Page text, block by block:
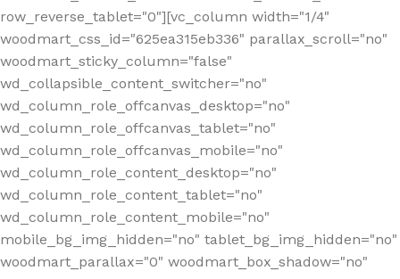
row_reverse_tablet="0"][vc_column width="1/4"
woodmart_css_id="625ea315eb336" parallax_scroll="no"
woodmart_sticky_column="false"
wd_collapsible_content_switcher="no"
wd_column_role_offcanvas_desktop="no"
wd_column_role_offcanvas_tablet="no"
wd_column_role_offcanvas_mobile="no"
wd_column_role_content_desktop="no"
wd_column_role_content_tablet="no"
wd_column_role_content_mobile="no"
mobile_bg_img_hidden="no" tablet_bg_img_hidden="no"
woodmart_parallax="0" woodmart_box_shadow="no"